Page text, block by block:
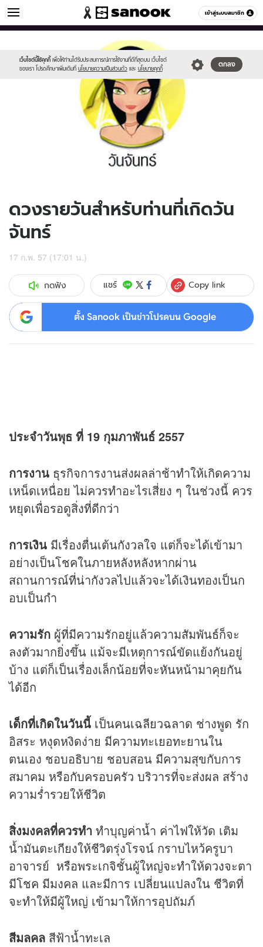
เข้าสู่ระบบสมาชิก
ดูดวง หมวดอื่นๆ
เว็บไซต์นี้ใช้คุกกี้ เพื่อให้ท่านได้รับประสบการณ์การใช้งานที่ดีที่สุดบน เว็บไซต์
ของเรา โปรดศึกษาเพิ่มเติมที่ นโยบายความเป็นส่วนตัว และ นโยบายคุกกี้
ตกลง
sanook.png
ดวงรายวันสำหรับท่านที่เกิดวัน
จันทร์
17 ก.พ. 57 (17:01 น.)
กดฟัง แชร์ Copy link
ตั้ง Sanook เป็นข่าวโปรดบน Google
ประจำวันพุธ ที่ 19 กุมภาพันธ์ 2557
การงาน ธุรกิจการงานส่งผลล่าช้าทำให้เกิดความ
เหน็ดเหนื่อย ไม่ควรทำอะไรเสี่ยง ๆ ในช่วงนี้ ควร
หยุดเพื่อรอดูสิ่งที่ดีกว่า
การเงิน มีเรื่องตื่นเต้นกังวลใจ แต่ก็จะได้เข้ามา
อย่างเป็นโชคในภายหลังหลังหากผ่าน
สถานการณ์ที่น่ากังวลไปแล้วจะได้เงินทองเป็นก
อบเป็นกำ
ความรัก ผู้ที่มีความรักอยู่แล้วความสัมพันธ์ก็จะ
ลงตัวมากยิ่งขึ้น แม้จะมีเหตุการณ์ขัดแย้งกันอยู่
บ้าง แต่ก็เป็นเรื่องเล็กน้อยที่จะหันหน้ามาคุยกัน
ได้อีก
เด็กที่เกิดในวันนี้ เป็นคนเฉลียวฉลาด ช่างพูด รัก
อิสระ หงุดหงิดง่าย มีความทะเยอทะยานใน
ตนเอง ชอบอธิบาย ชอบสอน มีความสุขกับการ
สมาคม หรือกับครอบครัว บริวารที่จะส่งผล สร้าง
ความร่ำรวยให้ชีวิต
สิ่งมงคลที่ควรทำ ทำบุญค่าน้ำ ค่าไฟให้วัด เติม
น้ำมันตะเกียงให้ชีวิตรุ่งโรจน์ กราบไหว้ครูบา
อาจารย์ หรือพระเกจิชั้นผู้ใหญ่จะทำให้ดวงจะตา
มีโชค มีมงคล และมีการ เปลี่ยนแปลงใน ชีวิตที่
จะทำให้มีผู้ใหญ่ เข้ามาให้การอุปถัมภ์
สีมลคล สีฟ้าน้ำทะเล